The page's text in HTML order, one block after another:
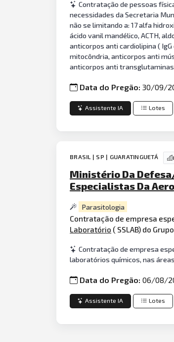
Contratação de pessoas
necessidades da Secretaria
não se limitando a: 17 alfa
ácido vanil mandélico, ACTH,
anticorpos anti cardiolipina (
mitocôndria, anticorpos anti
anticorpos anti
Data do Pregão:30/09/
Assistente IA Lotes
BRASIL | SP | GUARATINGUETÁ
Ministério Da
Especialistas Da
Parasitologia
Contratação de empresa
Laboratório ( SSLAB) do
Contratação de empresa
laboratórios químicos, nas
Data do Pregão:06/08/
Assistente IA Lotes